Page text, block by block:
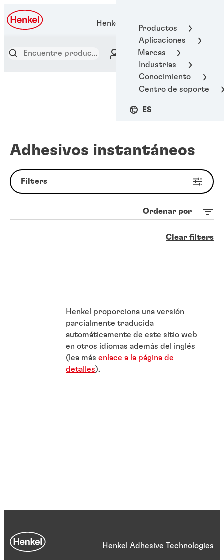
Productos
Aplicaciones
Marcas
Industrias
Conocimiento
Centro de soporte
ES
Henkel Adhesive Technologies
Adhesivos instantáneos
Filters
Ordenar por
Clear filters
Henkel proporciona una versión
parcialmente traducida
automáticamente de este sitio web
en otros idiomas además del inglés
(lea más enlace a la página de
detalles).
Henkel Adhesive Technologies